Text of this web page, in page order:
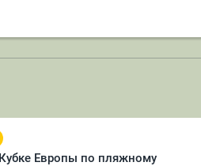
Европы по пляжному